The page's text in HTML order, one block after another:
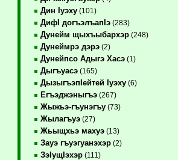
Дин Iуэху(101)
ДифI догъэлъапIэ(283)
Дунейм щыхъыбархэр(248)
Дунеймрэ дэрэ(2)
Дунейпсо Адыгэ Хасэ(1)
Дыгъуасэ(165)
ДызыгъэпIейтей Iуэху(6)
Егъэджэныгъэ(267)
Жыжьэ-гъунэгъу(73)
Жылагъуэ(27)
Жьыщхьэ махуэ(13)
Зауэ гъуэгуанэхэр(2)
ЗэIущIэхэр(111)